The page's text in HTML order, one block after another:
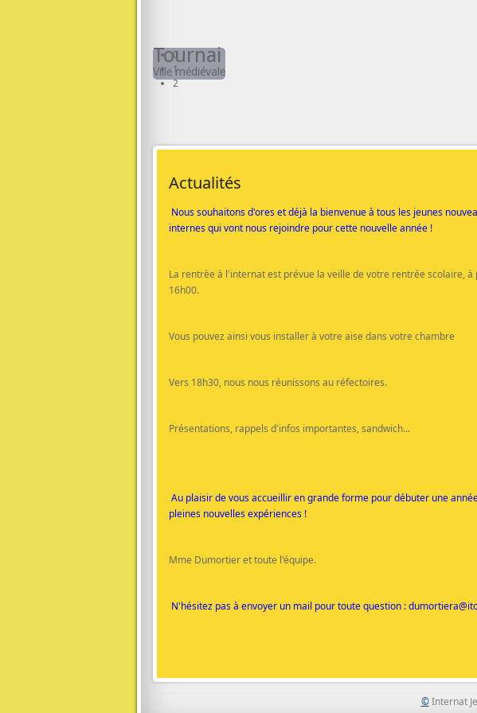
Tournai
Ville médiévale
0
1
2
Actualités
Nous souhaitons d'ores et déjà la bienvenue à tous les jeunes
internes qui vont nous rejoindre pour cette nouvelle année !
La rentrèe à l'internat est prévue la veille de votre rentrée scolaire, à
16h00.
Vous pouvez ainsi vous installer à votre aise dans votre chambre
Vers 18h30, nous nous réunissons au réfectoires.
Présentations, rappels d'infos importantes, sandwich...
Au plaisir de vous accueillir en grande forme pour débuter une
pleines nouvelles expériences !
Mme Dumortier et toute l'équipe.
N'hésitez pas à envoyer un mail pour toute question :
©Internat